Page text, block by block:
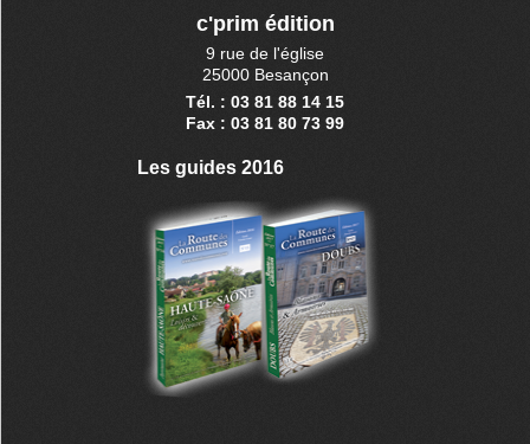
c'prim édition
9 rue de l'église
25000 Besançon
Tél. : 03 81 88 14 15
Fax : 03 81 80 73 99
Les guides 2016